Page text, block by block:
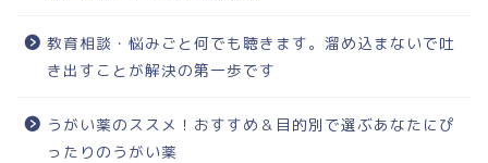
教育相談・悩みごと何でも聴きます。溜め込まないで吐
き出すことが解決の第一歩です
うがい薬のススメ！おすすめ＆目的別で選ぶあなたにぴ
ったりのうがい薬